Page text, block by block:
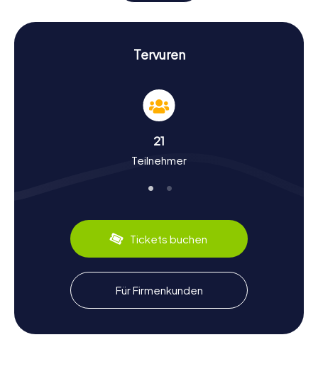
zu meistern. Bei unserer Schnitzeljagd in Tervuren kommt
ihr an all diesen faszinierenden Orten vorbei und entdeckt
sie auf spielerische Weise.
Während ihr an unseren Schnitzeljagden in Tervuren
der Stadt erfahren. Tervuren hat eine lange und
interessante Vergangenheit, die bis ins Jahr 1213
wurde. Diese wurde später zur Burg von Tervuren
Residenz. Wusstet ihr, dass Tervuren in den 1940er und
1950er Jahren ein beliebter Treffpunkt für Künstler war?
Die Auberge du Renard war damals ein bekannter
Künstler-Treffpunkt. Auch kulinarisch hat Tervuren einiges
zu bieten. Probiert unbedingt die lokalen Spezialitäten,
wie zum Beispiel die Pralinen, für die Belgien so berühmt
Nach der Schnitzeljagd in Tervuren die
Tervuren
21
Teilnehmer
Tickets buchen
Für Firmenkunden